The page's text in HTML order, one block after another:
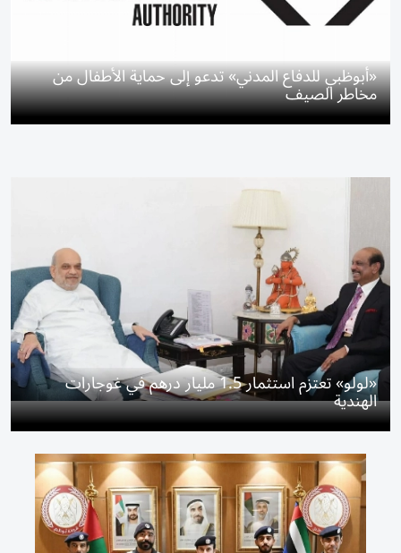
«أبوظبي للدفاع المدني» تدعو إلى حماية الأطفال من
مخاطر الصيف
«لولو» تعتزم استثمار 1.5 مليار درهم في غوجارات
الهندية